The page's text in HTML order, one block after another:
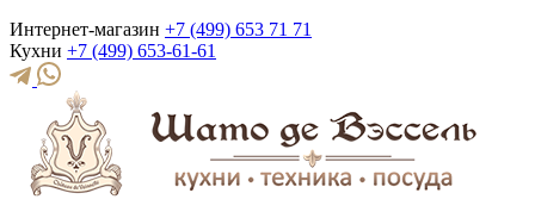
Интернет-магазин +7 (499) 653 71 71
Кухни +7 (499) 653-61-61